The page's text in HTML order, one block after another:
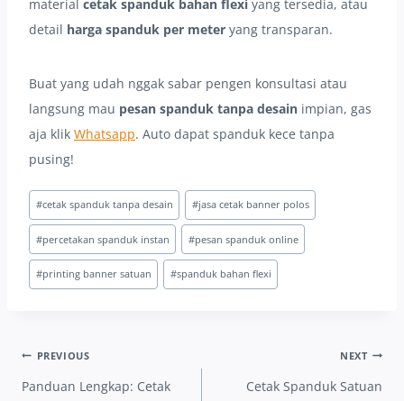
material cetak spanduk bahan flexi yang tersedia, atau
detail harga spanduk per meter yang transparan.
Buat yang udah nggak sabar pengen konsultasi atau
langsung mau pesan spanduk tanpa desain impian, gas
aja klik Whatsapp. Auto dapat spanduk kece tanpa
pusing!
Post
Tags:
#cetak spanduk tanpa desain #jasa cetak banner polos
#percetakan spanduk instan #pesan spanduk online
#printing banner satuan #spanduk bahan flexi
Post
navigation
PREVIOUS
Panduan Lengkap: Cetak
NEXT
Cetak Spanduk Satuan